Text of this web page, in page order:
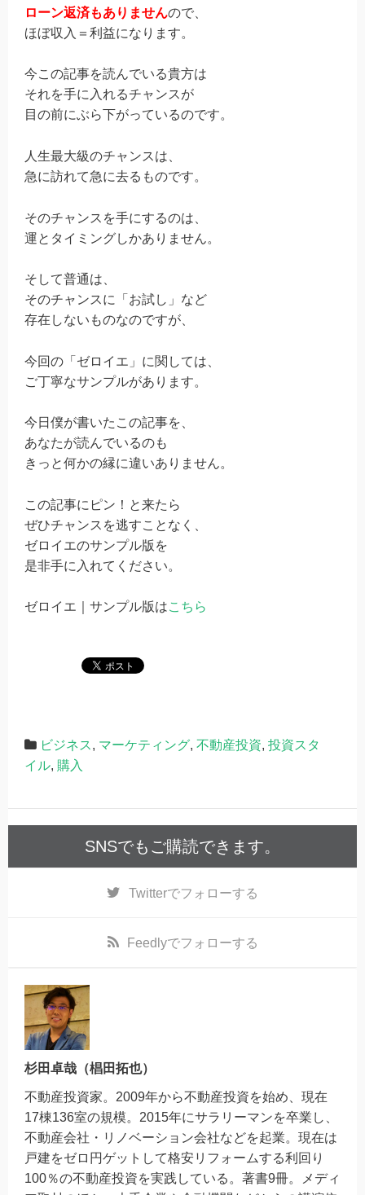
ローン返済もありませんので、
ほぼ収入＝利益になります。
今この記事を読んでいる貴方は
それを手に入れるチャンスが
目の前にぶら下がっているのです。
人生最大級のチャンスは、
急に訪れて急に去るものです。
そのチャンスを手にするのは、
運とタイミングしかありません。
そして普通は、
そのチャンスに「お試し」など
存在しないものなのですが、
今回の「ゼロイエ」に関しては、
ご丁寧なサンプルがあります。
今日僕が書いたこの記事を、
あなたが読んでいるのも
きっと何かの縁に違いありません。
この記事にピン！と来たら
ぜひチャンスを逃すことなく、
ゼロイエのサンプル版を
是非手に入れてください。
ゼロイエ｜サンプル版はこちら
ビジネス, マーケティング, 不動産投資, 投資スタ
イル, 購入
SNSでもご購読できます。
Twitterでフォローする
Feedlyでフォローする
杉田卓哉（椙田拓也）
不動産投資家。2009年から不動産投資を始め、現在
17棟136室の規模。2015年にサラリーマンを卒業し、
不動産会社・リノベーション会社などを起業。現在は
戸建をゼロ円ゲットして格安リフォームする利回り
100％の不動産投資を実践している。著書9冊。メディ